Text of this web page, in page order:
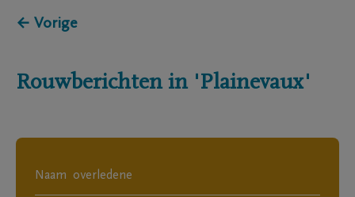
← Vorige
Rouwberichten in 'Plainevaux'